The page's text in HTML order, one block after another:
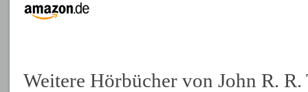
Weitere Hörbücher von John R.